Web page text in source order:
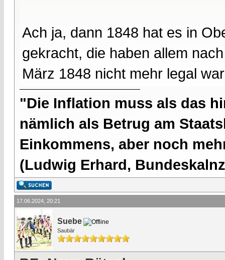
Ach ja, dann 1848 hat es in
gekracht, die haben allem
März 1848 nicht mehr legal
"Die Inflation muss als das
nämlich als Betrug am
Einkommens, aber noch
(Ludwig Erhard,
17.06.2024, 20:21
Suebe
Saubär